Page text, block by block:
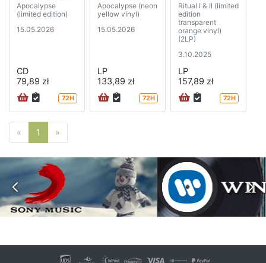
Apocalypse
(limited edition)
15.05.2026
CD
79,89 zł
72H
Apocalypse (neon
yellow vinyl)
15.05.2026
LP
133,89 zł
72H
Ritual I & II (limited
edition
transparent
orange vinyl)
(2LP)
3.10.2025
LP
157,89 zł
72H
« Poprzednia strona
1 »